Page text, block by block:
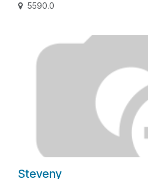
5590.0
Steveny